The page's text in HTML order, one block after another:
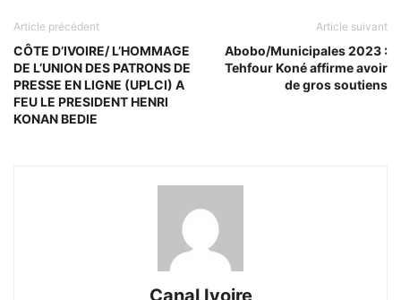
Article précédent
CÔTE D’IVOIRE/ L’HOMMAGE
DE L’UNION DES PATRONS DE
PRESSE EN LIGNE (UPLCI) A
FEU LE PRESIDENT HENRI
KONAN BEDIE
Article suivant
Abobo/Municipales 2023 :
Tehfour Koné affirme avoir
de gros soutiens
Canal Ivoire